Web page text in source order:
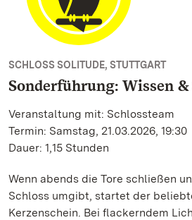
SCHLOSS SOLITUDE, STUTTGART
Sonderführung: Wissen &
Veranstaltung mit: Schlossteam
Termin: Samstag, 21.03.2026, 19:30
Dauer: 1,15 Stunden
Wenn abends die Tore schließen
Schloss umgibt, startet der
Kerzenschein. Bei flackerndem